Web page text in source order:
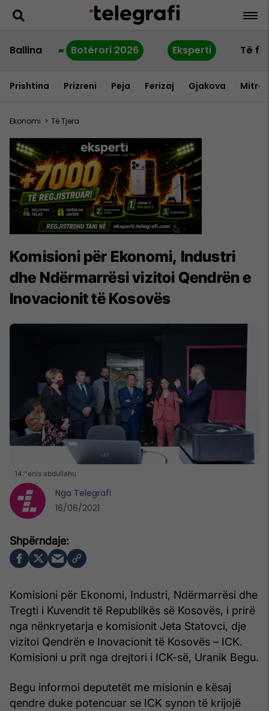
Ballina Botërori 2026 Eksperti Të
Prishtina Prizreni Peja Ferizaj Gjakova
Ekonomi > Të Tjera
Komisioni për Ekonomi, Industri
dhe Ndërmarrësi vizitoi Qendrën e
Inovacionit të Kosovës
14:"enis abdullahu
Komisioni për Ekonomi, Industri, Ndërmarrësi dhe
Tregti i Kuvendit të Republikës së Kosovës, i prirë
nga nënkryetarja e komisionit Jeta Statovci, dje
vizitoi Qendrën e Inovacionit të Kosovës – ICK.
Komisioni u prit nga drejtori i ICK-së, Uranik Begu.
Begu informoi deputetët me misionin e kësaj
qendre duke potencuar se ICK synon të krijojë
Nga Telegrafi
16/06/2021